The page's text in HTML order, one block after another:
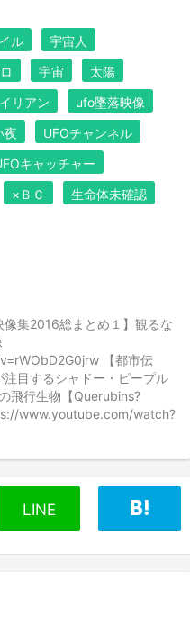
ル
宇宙人
宇宙
太陽
リアン
ufo墜落映像
夜
UFOチャンネル
キャッチャー
×ＢＣ
生命体未確認
集2016総まとめ１】観るな
【都市伝
するシャドー・ピープル
飛行生物【Querubins?
www.youtube.com/watch?
LINE